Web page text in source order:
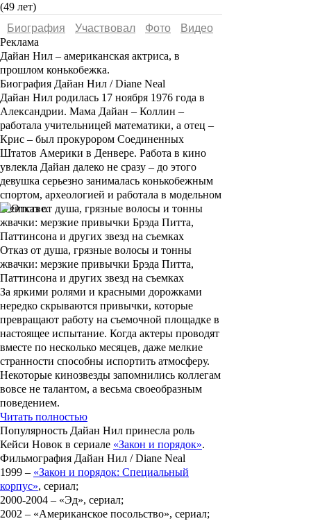
(49 лет)
Биография
Участвовал Фото
Видеo
Реклама
Дайан Нил – американская актриса, в
прошлом конькобежка.
Биография Дайан Нил / Diane Neal
Дайан Нил родилась 17 ноября 1976 года в
Александрии. Мама Дайан – Коллин –
работала учительницей математики, а отец –
Крис – был прокурором Соединенных
Штатов Америки в Денвере. Работа в кино
увлекла Дайан далеко не сразу – до этого
девушка серьезно занималась конькобежным
спортом, археологией и работала в модельном
агентстве.
Отказ от душа, грязные волосы и тонны
жвачки: мерзкие привычки Брэда Питта,
Паттинсона и других звезд на съемках
За яркими ролями и красными дорожками
нередко скрываются привычки, которые
превращают работу на съемочной площадке в
настоящее испытание. Когда актеры проводят
вместе по несколько месяцев, даже мелкие
странности способны испортить атмосферу.
Некоторые кинозвезды запомнились коллегам
вовсе не талантом, а весьма своеобразным
поведением.
Читать полностью
Популярность Дайан Нил принесла роль
Кейси Новок в сериале «Закон и порядок».
Фильмография Дайан Нил / Diane Neal
1999 – «Закон и порядок: Специальный
корпус», сериал;
2000-2004 – «Эд», сериал;
2002 – «Американское посольство», сериал;